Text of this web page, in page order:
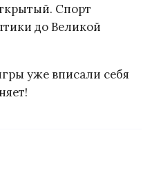
Спорт
до Великой
уже вписали себя